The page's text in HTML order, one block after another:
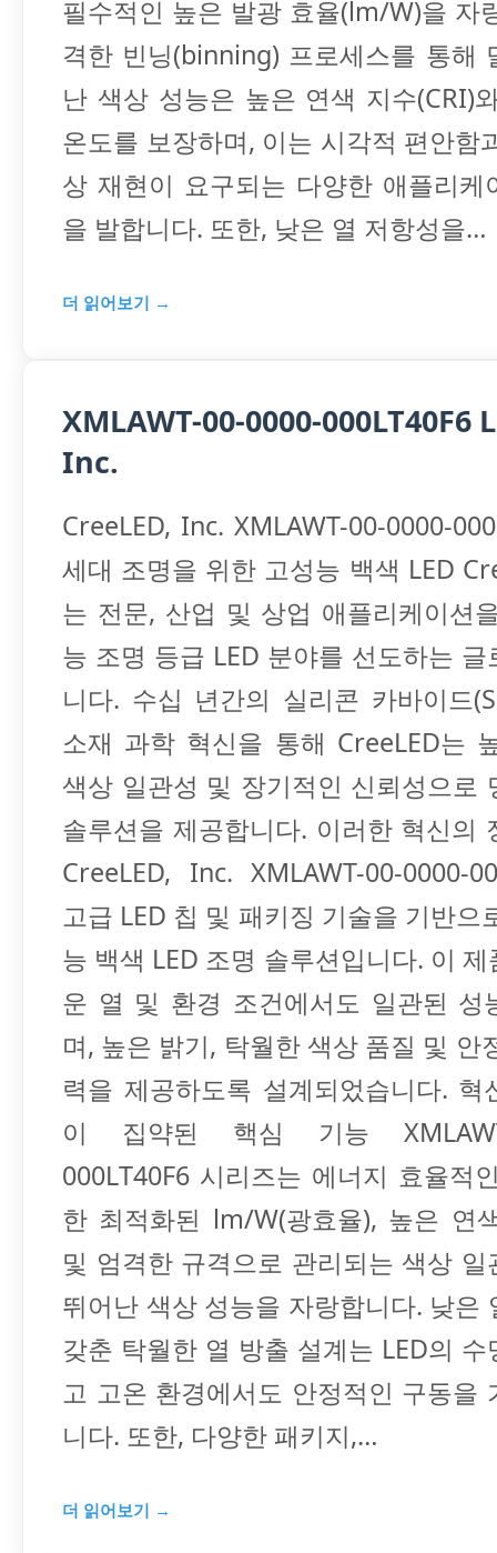
필수적인 높은 발광 효율(lm/W)을 자
격한 빈닝(binning) 프로세스를 통해
난 색상 성능은 높은 연색 지수(CRI)
온도를 보장하며, 이는 시각적 편안함
상 재현이 요구되는 다양한 애플리케
을 발합니다. 또한, 낮은 열 저항성을…
더 읽어보기 →
XMLAWT-00-0000-000LT40F6
Inc.
CreeLED, Inc. XMLAWT-00-0000-
세대 조명을 위한 고성능 백색 LED
는 전문, 산업 및 상업 애플리케이션
능 조명 등급 LED 분야를 선도하는 글
니다. 수십 년간의 실리콘 카바이드
소재 과학 혁신을 통해 CreeLED는
색상 일관성 및 장기적인 신뢰성으로
솔루션을 제공합니다. 이러한 혁신의
CreeLED, Inc. XMLAWT-00-0000-
고급 LED 칩 및 패키징 기술을 기반으
능 백색 LED 조명 솔루션입니다. 이
운 열 및 환경 조건에서도 일관된 성
며, 높은 밝기, 탁월한 색상 품질 및 안
력을 제공하도록 설계되었습니다. 혁
이 집약된 핵심 기능
000LT40F6 시리즈는 에너지 효율적
한 최적화된 lm/W(광효율), 높은 연
및 엄격한 규격으로 관리되는 색상 일
뛰어난 색상 성능을 자랑합니다. 낮은
갖춘 탁월한 열 방출 설계는 LED의
고 고온 환경에서도 안정적인 구동을
니다. 또한, 다양한 패키지,…
더 읽어보기 →